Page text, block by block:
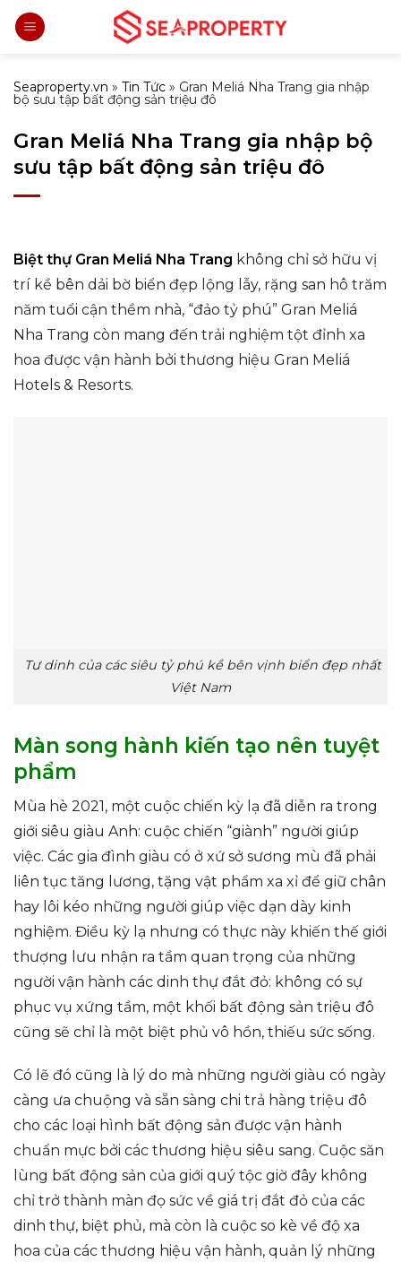
Bỏ
qua
dung
Seaproperty.vn » Tin Tức » Gran Meliá Nha Trang gia nhập
bộ sưu tập bất động sản triệu đô
Gran Meliá Nha Trang gia nhập bộ
sưu tập bất động sản triệu đô
Biệt thự Gran Meliá Nha Trang không chỉ sở hữu vị
trí kề bên dải bờ biển đẹp lộng lẫy, rặng san hô trăm
năm tuổi cận thềm nhà, “đảo tỷ phú” Gran Meliá
Nha Trang còn mang đến trải nghiệm tột đỉnh xa
hoa được vận hành bởi thương hiệu Gran Meliá
Hotels & Resorts.
Tư dinh của các siêu tỷ phú kề bên vịnh biển đẹp nhất
Việt Nam
Màn song hành kiến tạo nên tuyệt
phẩm
Mùa hè 2021, một cuộc chiến kỳ lạ đã diễn ra trong
giới siêu giàu Anh: cuộc chiến “giành” người giúp
việc. Các gia đình giàu có ở xứ sở sương mù đã phải
liên tục tăng lương, tặng vật phẩm xa xỉ để giữ chân
hay lôi kéo những người giúp việc dạn dày kinh
nghiệm. Điều kỳ lạ nhưng có thực này khiến thế giới
thượng lưu nhận ra tầm quan trọng của những
người vận hành các dinh thự đắt đỏ: không có sự
phục vụ xứng tầm, một khối bất động sản triệu đô
cũng sẽ chỉ là một biệt phủ vô hồn, thiếu sức sống.
Có lẽ đó cũng là lý do mà những người giàu có ngày
càng ưa chuộng và sẵn sàng chi trả hàng triệu đô
cho các loại hình bất động sản được vận hành
chuẩn mực bởi các thương hiệu siêu sang. Cuộc săn
lùng bất động sản của giới quý tộc giờ đây không
chỉ trở thành màn đọ sức về giá trị đắt đỏ của các
dinh thự, biệt phủ, mà còn là cuộc so kè về độ xa
hoa của các thương hiệu vận hành, quản lý những